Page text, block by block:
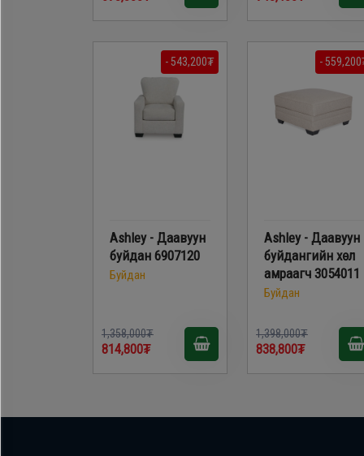
- 543,200₮
Ashley - Даавуун
буйдан 6907120
Буйдан
1,358,000₮
814,800₮
-
Ashley - Даавуун
буйдангийн хөл
амраагч 3054011
Буйдан
1,398,000₮
838,800₮